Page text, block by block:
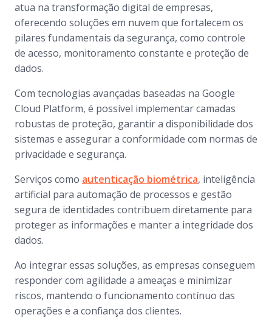
atua na transformação digital de empresas,
oferecendo soluções em nuvem que fortalecem os
pilares fundamentais da segurança, como controle
de acesso, monitoramento constante e proteção de
dados.
Com tecnologias avançadas baseadas na Google
Cloud Platform, é possível implementar camadas
robustas de proteção, garantir a disponibilidade dos
sistemas e assegurar a conformidade com normas de
privacidade e segurança.
Serviços como autenticação biométrica, inteligência
artificial para automação de processos e gestão
segura de identidades contribuem diretamente para
proteger as informações e manter a integridade dos
dados.
Ao integrar essas soluções, as empresas conseguem
responder com agilidade a ameaças e minimizar
riscos, mantendo o funcionamento contínuo das
operações e a confiança dos clientes.